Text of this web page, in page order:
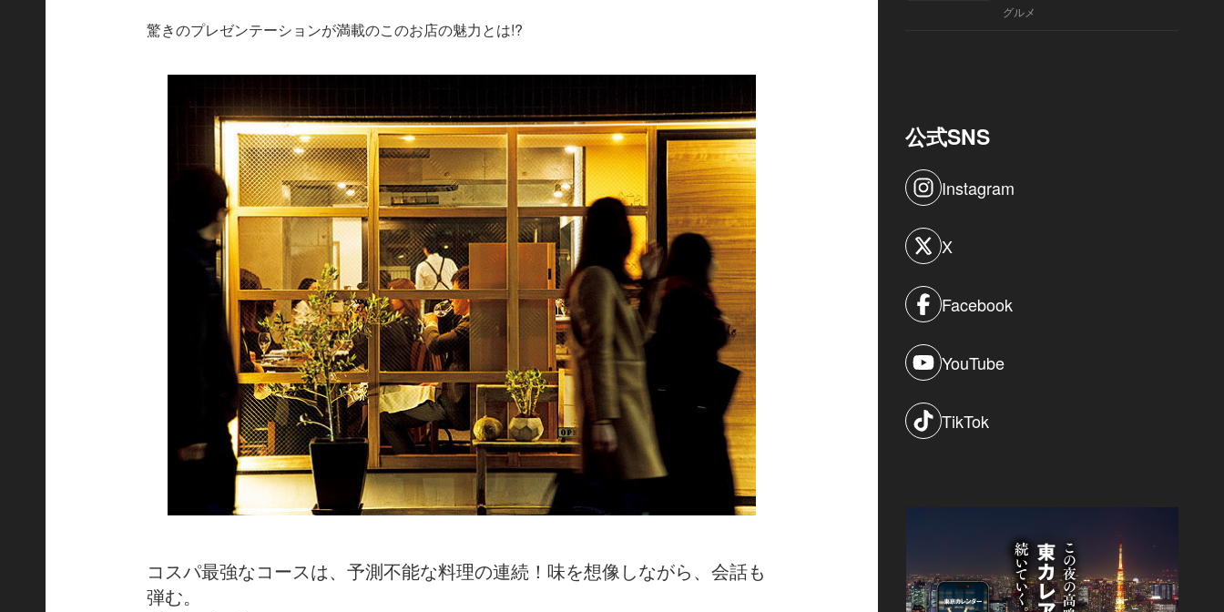
驚きのプレゼンテーションが満載のこのお店の魅力とは!?
コスパ最強なコースは、予測不能な料理の連続！味を想像しながら、会話も
弾む。
グルメ
公式SNS
Instagram
X
Facebook
YouTube
TikTok